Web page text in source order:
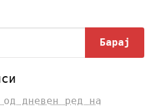
Барај
од дневен ред на